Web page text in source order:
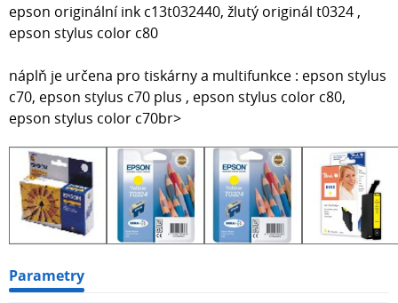
epson originální ink c13t032440, žlutý originál t0324 ,
epson stylus color c80
náplň je určena pro tiskárny a multifunkce : epson stylus
c70, epson stylus c70 plus , epson stylus color c80,
epson stylus color c70br>
Parametry